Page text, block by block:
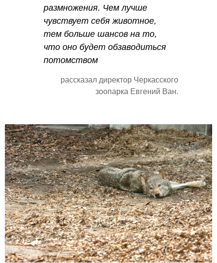
размножения. Чем лучше
чувствует себя животное,
тем больше шансов на то,
что оно будет обзаводиться
потомством
рассказал директор Черкасского
зоопарка Евгений Ван.